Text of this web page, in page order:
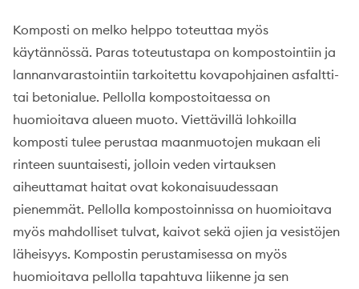
Komposti on melko helppo toteuttaa myös
käytännössä. Paras toteutustapa on kompostointiin ja
lannanvarastointiin tarkoitettu kovapohjainen asfaltti-
tai betonialue. Pellolla kompostoitaessa on
huomioitava alueen muoto. Viettävillä lohkoilla
komposti tulee perustaa maanmuotojen mukaan eli
rinteen suuntaisesti, jolloin veden virtauksen
aiheuttamat haitat ovat kokonaisuudessaan
pienemmät. Pellolla kompostoinnissa on huomioitava
myös mahdolliset tulvat, kaivot sekä ojien ja vesistöjen
läheisyys. Kompostin perustamisessa on myös
huomioitava pellolla tapahtuva liikenne ja sen